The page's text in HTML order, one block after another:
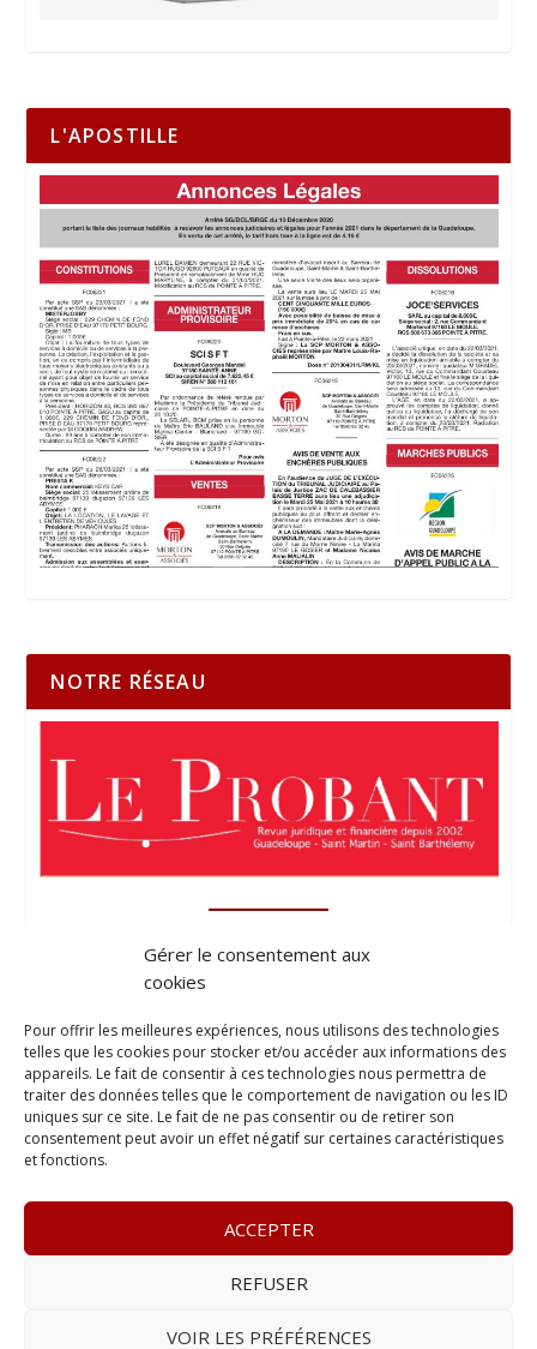
Gérer le consentement aux
cookies
Pour offrir les meilleures expériences, nous utilisons des technologies
telles que les cookies pour stocker et/ou accéder aux informations des
appareils. Le fait de consentir à ces technologies nous permettra de
traiter des données telles que le comportement de navigation ou les ID
uniques sur ce site. Le fait de ne pas consentir ou de retirer son
consentement peut avoir un effet négatif sur certaines caractéristiques
et fonctions.
ACCEPTER
REFUSER
VOIR LES PRÉFÉRENCES
L'APOSTILLE
NOTRE RÉSEAU
– www.lapostille.fr –
– E-mail :contact@lapostille.fr–